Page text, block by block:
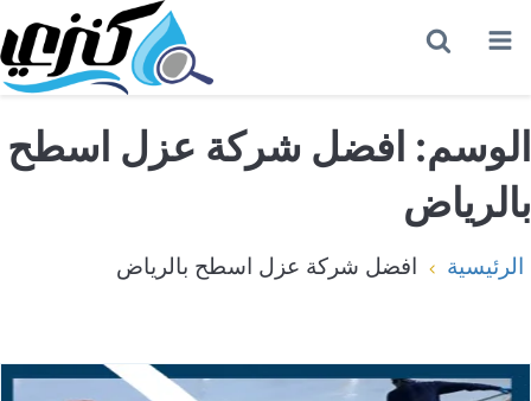
القائمة
الوسم: افضل شركة عزل اسطح
بالرياض
الرئيسية افضل شركة عزل اسطح بالرياض